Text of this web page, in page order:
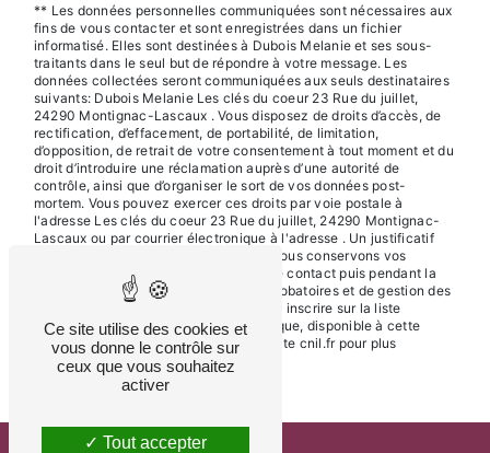
** Les données personnelles communiquées sont nécessaires aux
fins de vous contacter et sont enregistrées dans un fichier
informatisé. Elles sont destinées à Dubois Melanie et ses sous-
traitants dans le seul but de répondre à votre message. Les
données collectées seront communiquées aux seuls destinataires
suivants: Dubois Melanie Les clés du coeur 23 Rue du juillet,
24290 Montignac-Lascaux . Vous disposez de droits d’accès, de
rectification, d’effacement, de portabilité, de limitation,
d’opposition, de retrait de votre consentement à tout moment et du
droit d’introduire une réclamation auprès d’une autorité de
contrôle, ainsi que d’organiser le sort de vos données post-
mortem. Vous pouvez exercer ces droits par voie postale à
l'adresse Les clés du coeur 23 Rue du juillet, 24290 Montignac-
Lascaux ou par courrier électronique à l'adresse . Un justificatif
d'identité pourra vous être demandé. Nous conservons vos
données pendant la période de prise de contact puis pendant la
durée de prescription légale aux fins probatoires et de gestion des
contentieux. Vous avez le droit de vous inscrire sur la liste
d'opposition au démarchage téléphonique, disponible à cette
adresse: Bloctel.gouv.fr. Consultez le site cnil.fr pour plus
d’informations sur vos droits.
Ce site utilise des cookies et
vous donne le contrôle sur
ceux que vous souhaitez
activer
Tout accepter